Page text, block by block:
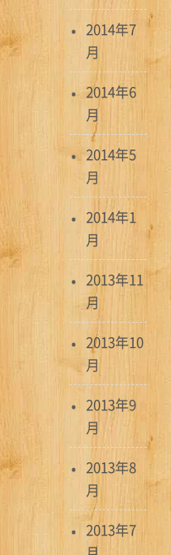
2014年7
月
2014年6
月
2014年5
月
2014年1
月
2013年11
月
2013年10
月
2013年9
月
2013年8
月
2013年7